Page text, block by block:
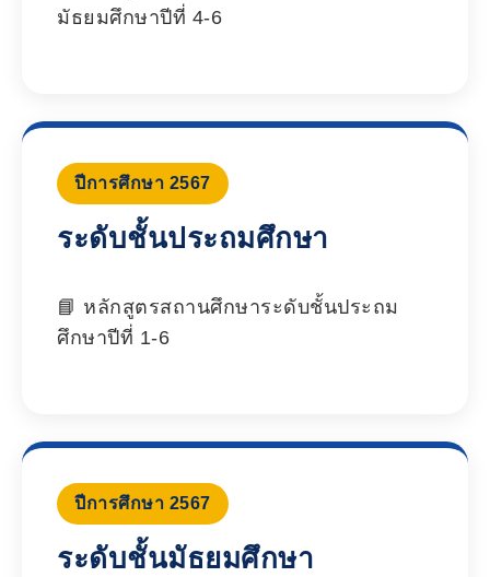
มัธยมศึกษาปีที่ 4-6
ปีการศึกษา 2567
ระดับชั้นประถมศึกษา
หลักสูตรสถานศึกษาระดับชั้นประถม
ศึกษาปีที่ 1-6
ปีการศึกษา 2567
ระดับชั้นมัธยมศึกษา